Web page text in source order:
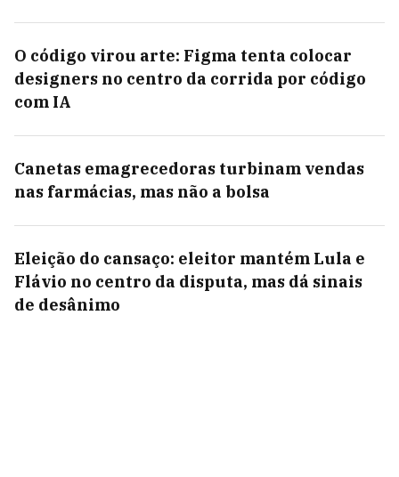
O código virou arte: Figma tenta colocar
designers no centro da corrida por código
com IA
Canetas emagrecedoras turbinam vendas
nas farmácias, mas não a bolsa
Eleição do cansaço: eleitor mantém Lula e
Flávio no centro da disputa, mas dá sinais
de desânimo